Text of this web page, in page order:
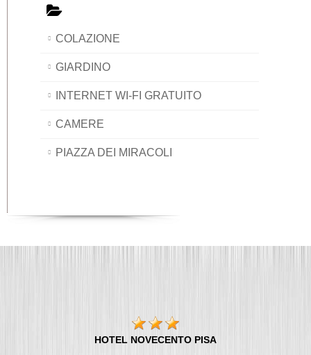
COLAZIONE
GIARDINO
INTERNET WI-FI GRATUITO
CAMERE
PIAZZA DEI MIRACOLI
HOTEL NOVECENTO PISA